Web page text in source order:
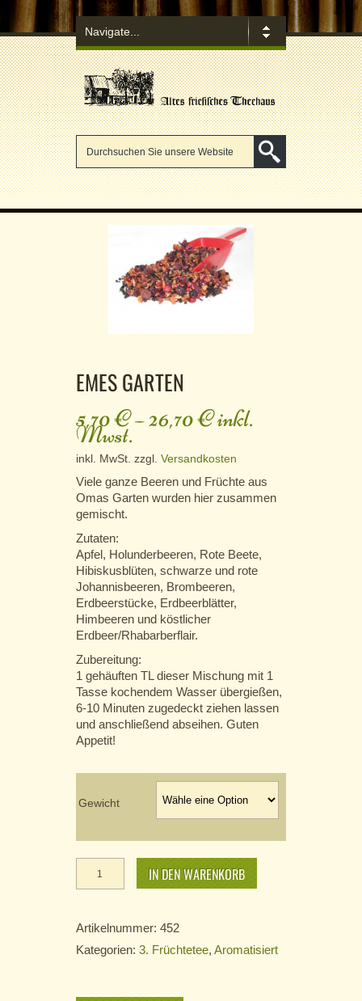
EMES GARTEN
5,70€–26,70€inkl.
Mwst.
inkl. MwSt. zzgl. Versandkosten
Viele ganze Beeren und Früchte aus
Omas Garten wurden hier zusammen
gemischt.
Zutaten:
Apfel, Holunderbeeren, Rote Beete,
Hibiskusblüten, schwarze und rote
Johannisbeeren, Brombeeren,
Erdbeerstücke, Erdbeerblätter,
Himbeeren und köstlicher
Erdbeer/Rhabarberflair.
Zubereitung:
1 gehäuften TL dieser Mischung mit 1
Tasse kochendem Wasser übergießen,
6-10 Minuten zugedeckt ziehen lassen
und anschließend abseihen. Guten
Appetit!
Gewicht
Emes
Garten
IN DEN WARENKORB
Artikelnummer: 452
Kategorien: 3. Früchtetee, Aromatisiert